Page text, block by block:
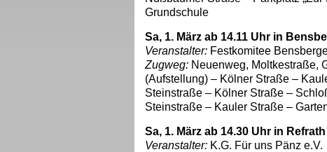
Grundschule
Sa, 1. März ab 14.11 Uhr in
Veranstalter: Festkomitee
Zugweg: Neuenweg, Moltkestraße,
(Aufstellung) – Kölner Straße –
Steinstraße – Kölner Straße –
Steinstraße – Kauler Straße –
Sa, 1. März ab 14.30 Uhr in Refrath
Veranstalter: K.G. Für uns Pänz e.V.